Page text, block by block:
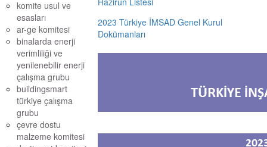
komite usul ve
esasları
ar-ge komitesi
binalarda enerji
verimliliği ve
yenilenebilir enerji
çalışma grubu
buildingsmart
türkiye çalışma
grubu
çevre dostu
malzeme komitesi
2023 Türkiye İMSAD Genel Kurul
Dokümanları